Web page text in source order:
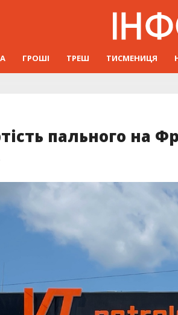
ГРОШІ ТРЕШ ТИСМЕНИЦЯ
пального на